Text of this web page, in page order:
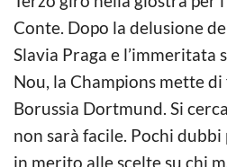
Conte. Dopo la delusione
Slavia Praga e l’immeritata
Nou, la Champions mette
Borussia Dortmund. Si
non sarà facile. Pochi
in merito alle scelte su chi